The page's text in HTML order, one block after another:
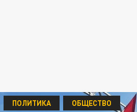
ПОЛИТИКА ОБЩЕСТВО